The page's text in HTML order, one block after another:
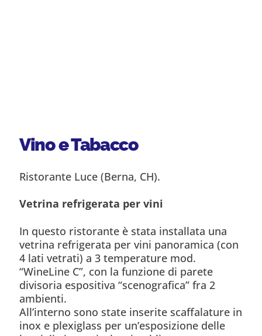
Vino e Tabacco
Ristorante Luce (Berna, CH).
Vetrina refrigerata per vini
In questo ristorante è stata installata una
vetrina refrigerata per vini panoramica (con
4 lati vetrati) a 3 temperature mod.
“WineLine C”, con la funzione di parete
divisoria espositiva “scenografica” fra 2
ambienti.
All’interno sono state inserite scaffalature in
inox e plexiglass per un’esposizione delle